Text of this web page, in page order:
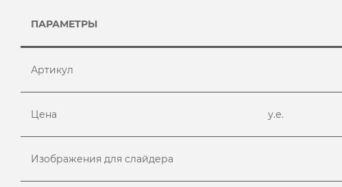
ПАРАМЕТРЫ
Артикул
Цена у.е.
Изображения для слайдера